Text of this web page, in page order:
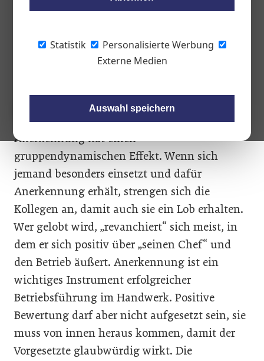
Statistik
Personalisierte Werbung
Externe Medien
Auswahl speichern
Lob und Anerkennung stärken das
Arbeitszufriedenheit der Mitarbeiter. Wer
besondere Leistung nicht lobt, hat auch
Anerkennung hat einen
gruppendynamischen Effekt. Wenn sich
jemand besonders einsetzt und dafür
Anerkennung erhält, strengen sich die
Kollegen an, damit auch sie ein Lob erhalten.
Wer gelobt wird, „revanchiert“ sich meist, in
dem er sich positiv über „seinen Chef“ und
den Betrieb äußert. Anerkennung ist ein
wichtiges Instrument erfolgreicher
Betriebsführung im Handwerk. Positive
Bewertung darf aber nicht aufgesetzt sein, sie
muss von innen heraus kommen, damit der
Vorgesetzte glaubwürdig wirkt. Die